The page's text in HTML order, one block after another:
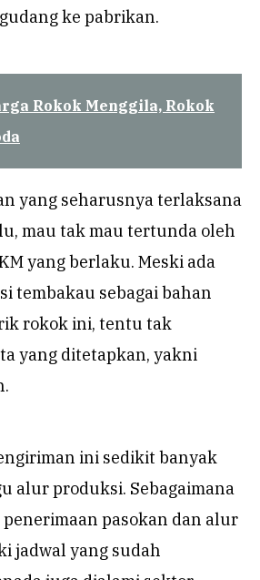
ke pabrikan.
Rokok Menggila, Rokok
yang seharusnya terlaksana
mau tak mau tertunda oleh
yang berlaku. Meski ada
tembakau sebagai bahan
rokok ini, tentu tak
yang ditetapkan, yakni
ini sedikit banyak
alur produksi. Sebagaimana
pasokan dan alur
jadwal yang sudah